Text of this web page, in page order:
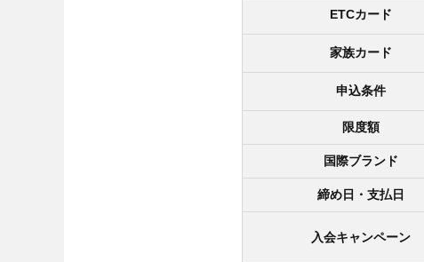
ETCカード
家族カード
申込条件
限度額
国際ブランド
締め日・支払日
入会キャンペーン